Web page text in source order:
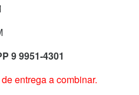
9 9951-4301
entrega a combinar.